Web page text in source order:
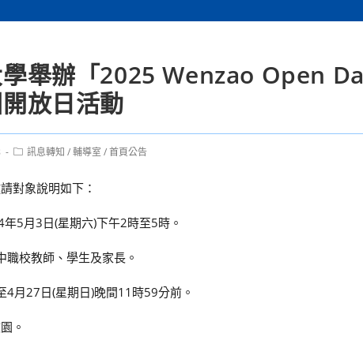
舉辦「2025 Wenzao Open
放日活動
Post訊息轉知 /輔導室 /首頁公告
對象說明如下：
5月3日(星期六)下午2時至5時。
職校教師、學生及家長。
4月27日(星期日)晚間11時59分前。
。